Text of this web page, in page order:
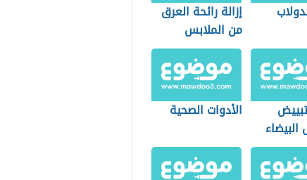
إزالة رائحة العرق
من الملابس
الأدوات الصحية